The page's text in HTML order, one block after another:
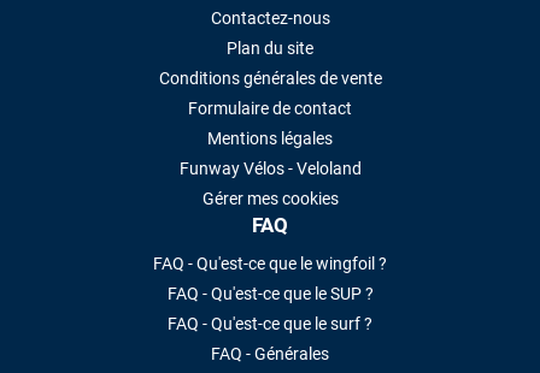
Contactez-nous
Plan du site
Conditions générales de vente
Formulaire de contact
Mentions légales
Funway Vélos - Veloland
Gérer mes cookies
FAQ
FAQ - Qu'est-ce que le wingfoil ?
FAQ - Qu'est-ce que le SUP ?
FAQ - Qu'est-ce que le surf ?
FAQ - Générales